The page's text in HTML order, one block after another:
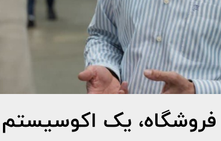
فروشگاه، یک